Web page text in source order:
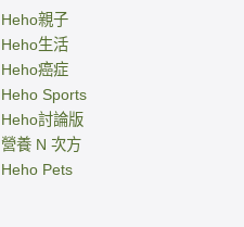
Heho親子
Heho生活
Heho癌症
Heho Sports
Heho討論版
營養 N 次方
Heho Pets